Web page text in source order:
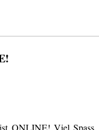
ONLINE! Viel Spass